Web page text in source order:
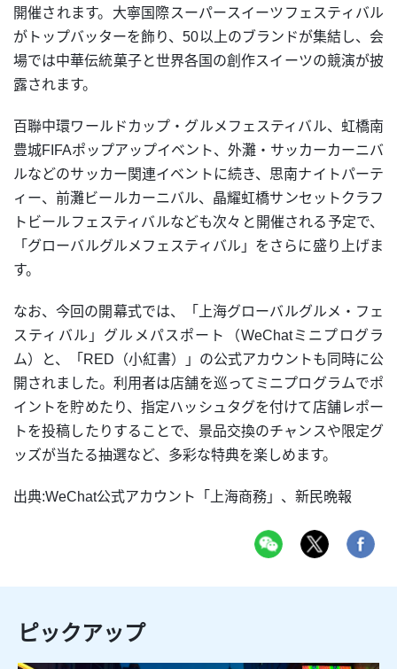
開催されます。大寧国際スーパースイーツフェスティバル
がトップバッターを飾り、50以上のブランドが集結し、会
場では中華伝統菓子と世界各国の創作スイーツの競演が披
露されます。
百聯中環ワールドカップ・グルメフェスティバル、虹橋南
豊城FIFAポップアップイベント、外灘・サッカーカーニバ
ルなどのサッカー関連イベントに続き、思南ナイトパーテ
ィー、前灘ビールカーニバル、晶耀虹橋サンセットクラフ
トビールフェスティバルなども次々と開催される予定で、
「グローバルグルメフェスティバル」をさらに盛り上げま
す。
なお、今回の開幕式では、「上海グローバルグルメ・フェ
スティバル」グルメパスポート（WeChatミニプログラ
ム）と、「RED（小紅書）」の公式アカウントも同時に公
開されました。利用者は店舗を巡ってミニプログラムでポ
イントを貯めたり、指定ハッシュタグを付けて店舗レポー
トを投稿したりすることで、景品交換のチャンスや限定グ
ッズが当たる抽選など、多彩な特典を楽しめます。
出典:WeChat公式アカウント「上海商務」、新民晩報
ピックアップ